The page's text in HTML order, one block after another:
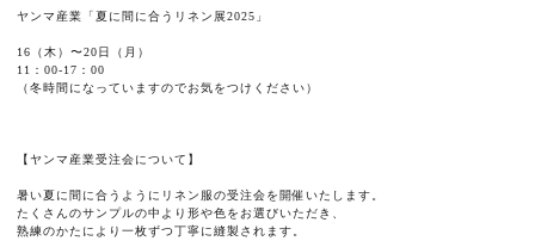
ヤンマ産業「夏に間に合うリネン展2025」
16（木）〜20日（月）
11：00-17：00
（冬時間になっていますのでお気をつけください）
【ヤンマ産業受注会について】
暑い夏に間に合うようにリネン服の受注会を開催いたします。
たくさんのサンプルの中より形や色をお選びいただき、
熟練のかたにより一枚ずつ丁寧に縫製されます。